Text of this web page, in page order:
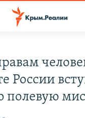
России
полевую